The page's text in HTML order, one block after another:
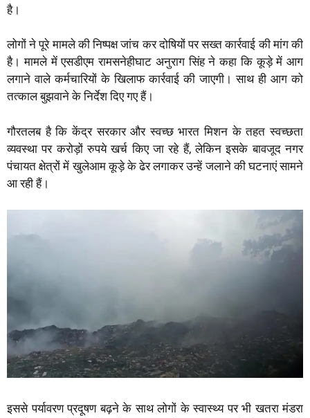
है।
लोगों ने पूरे मामले की निष्पक्ष जांच कर दोषियों पर सख्त कार्रवाई की मांग की
है। मामले में एसडीएम रामसनेहीघाट अनुराग सिंह ने कहा कि कूड़े में आग
लगाने वाले कर्मचारियों के खिलाफ कार्रवाई की जाएगी। साथ ही आग को
तत्काल बुझवाने के निर्देश दिए गए हैं।
गौरतलब है कि केंद्र सरकार और स्वच्छ भारत मिशन के तहत स्वच्छता
व्यवस्था पर करोड़ों रुपये खर्च किए जा रहे हैं, लेकिन इसके बावजूद नगर
पंचायत क्षेत्रों में खुलेआम कूड़े के ढेर लगाकर उन्हें जलाने की घटनाएं सामने
आ रही हैं।
इससे पर्यावरण प्रदूषण बढ़ने के साथ लोगों के स्वास्थ्य पर भी खतरा मंडरा